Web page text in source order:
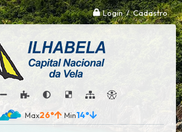
Login / Cadastro
26° 14°